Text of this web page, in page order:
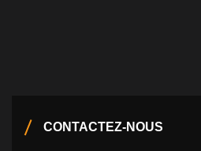
CONTACTEZ-NOUS